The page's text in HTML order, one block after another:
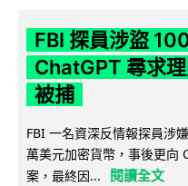
FBI 探員涉盜
ChatGPT 尋求
被捕
FBI 一名資深反情報探員涉
萬美元加密貨幣，事後更向
案，最終因...
閱讀全文